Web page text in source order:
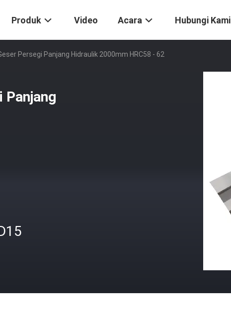
Produk Video Acara Hubungi Kami
Persegi Panjang Hidraulik 2000mm HRC58 - 62
Panjang